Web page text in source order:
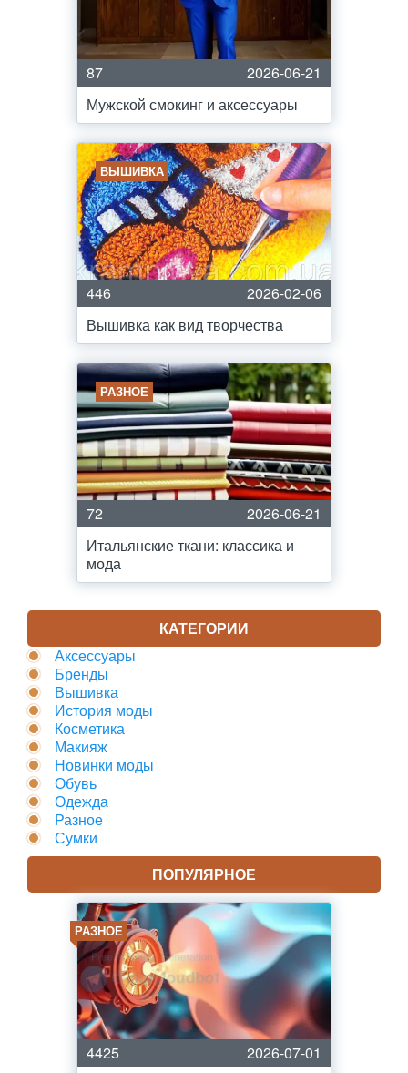
87
2026-06-21
Мужской смокинг и аксессуары
ВЫШИВКА
446
2026-02-06
Вышивка как вид творчества
РАЗНОЕ
72
2026-06-21
Итальянские ткани: классика и
мода
КАТЕГОРИИ
Аксессуары
Бренды
Вышивка
История моды
Косметика
Макияж
Новинки моды
Обувь
Одежда
Разное
Сумки
ПОПУЛЯРНОЕ
РАЗНОЕ
4425
2026-07-01